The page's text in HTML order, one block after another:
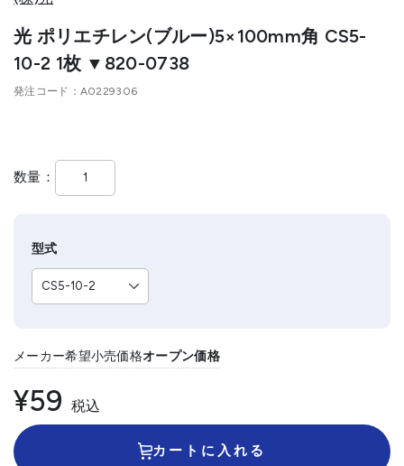
光 ポリエチレン(ブルー)5×100mm角 CS5-
10-2 1枚 ▼820-0738
発注コード A0229306
数量
型式
メーカー希望小売価格オープン価格
¥59 税込
カートに入れる